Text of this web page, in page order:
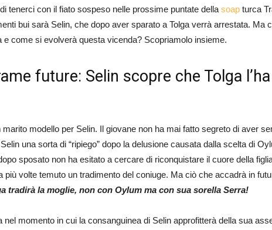
tenerci con il fiato sospeso nelle prossime puntate della soap turca
bui sarà Selin, che dopo aver sparato a Tolga verrà arrestata. Ma
e come si evolverà questa vicenda? Scopriamolo insieme.
future: Selin scopre che Tolga l’ha
marito modello per Selin. Il giovane non ha mai fatto segreto di aver
una sorta di “ripiego” dopo la delusione causata dalla scelta di
sposato non ha esitato a cercare di riconquistare il cuore della
più volte temuto un tradimento del coniuge. Ma ciò che accadrà in
tradirà la moglie, non con Oylum ma con sua sorella Serra!
nel momento in cui la consanguinea di Selin approfitterà della sua